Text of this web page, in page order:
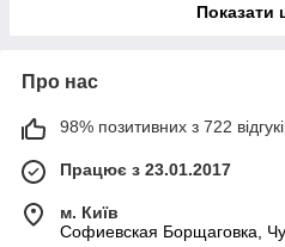
Показати
Про нас
98% позитивних з 722
Працює з 23.01.2017
м. Київ
Софиевская Борщаговка,